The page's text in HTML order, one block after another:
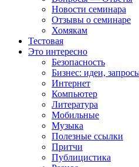
Новости семинара
Отзывы о семинаре
Хомякам
Тестовая
Это интересно
Безопасность
Бизнес: идеи,
Интернет
Компьютер
Литература
Мобильные
Музыка
Полезные ссылки
Притчи
Публицистика